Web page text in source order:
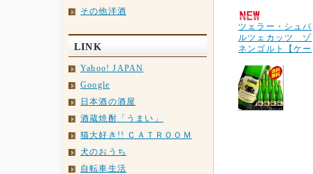
ツェラー・シュバ
ルツェカッツ ゾ
ネンゴルト【ケー
その他洋酒
LINK
Yahoo! JAPAN
Google
日本酒の酒屋
酒蔵焼酎「うまい」
猫大好き!! ＣＡＴＲＯＯＭ
犬のおうち
自転車生活